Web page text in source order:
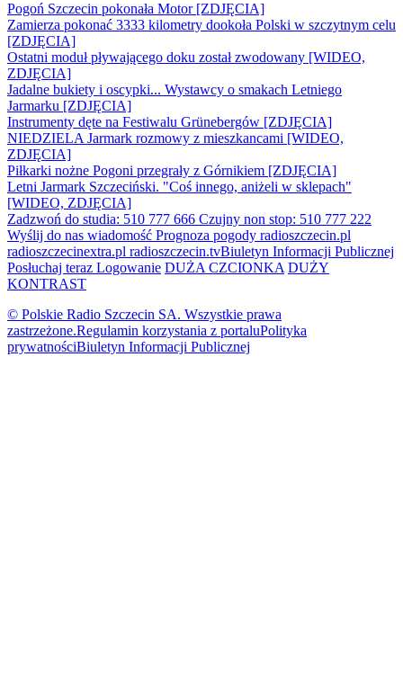
Pogoń Szczecin pokonała Motor [ZDJĘCIA]
Zamierza pokonać 3333 kilometry dookoła Polski w szczytnym celu
[ZDJĘCIA]
Ostatni moduł pływającego doku został zwodowany [WIDEO,
ZDJĘCIA]
Jadalne bukiety i oscypki... Wystawcy o smakach Letniego
Jarmarku [ZDJĘCIA]
Instrumenty dęte na Festiwalu Grünebergów [ZDJĘCIA]
NIEDZIELA Jarmark rozmowy z mieszkancami [WIDEO,
ZDJĘCIA]
Piłkarki nożne Pogoni przegrały z Górnikiem [ZDJĘCIA]
Letni Jarmark Szczeciński. "Coś innego, aniżeli w sklepach"
[WIDEO, ZDJĘCIA]
Zadzwoń do studia: 510 777 666 Czujny non stop: 510 777 222
Wyślij do nas wiadomość Prognoza pogody radioszczecin.pl
radioszczecinextra.pl radioszczecin.tvBiuletyn Informacji Publicznej
Posłuchaj teraz Logowanie DUŻA CZCIONKA DUŻY
KONTRAST
© Polskie Radio Szczecin SA. Wszystkie prawa
zastrzeżone.Regulamin korzystania z portaluPolityka
prywatnościBiuletyn Informacji Publicznej